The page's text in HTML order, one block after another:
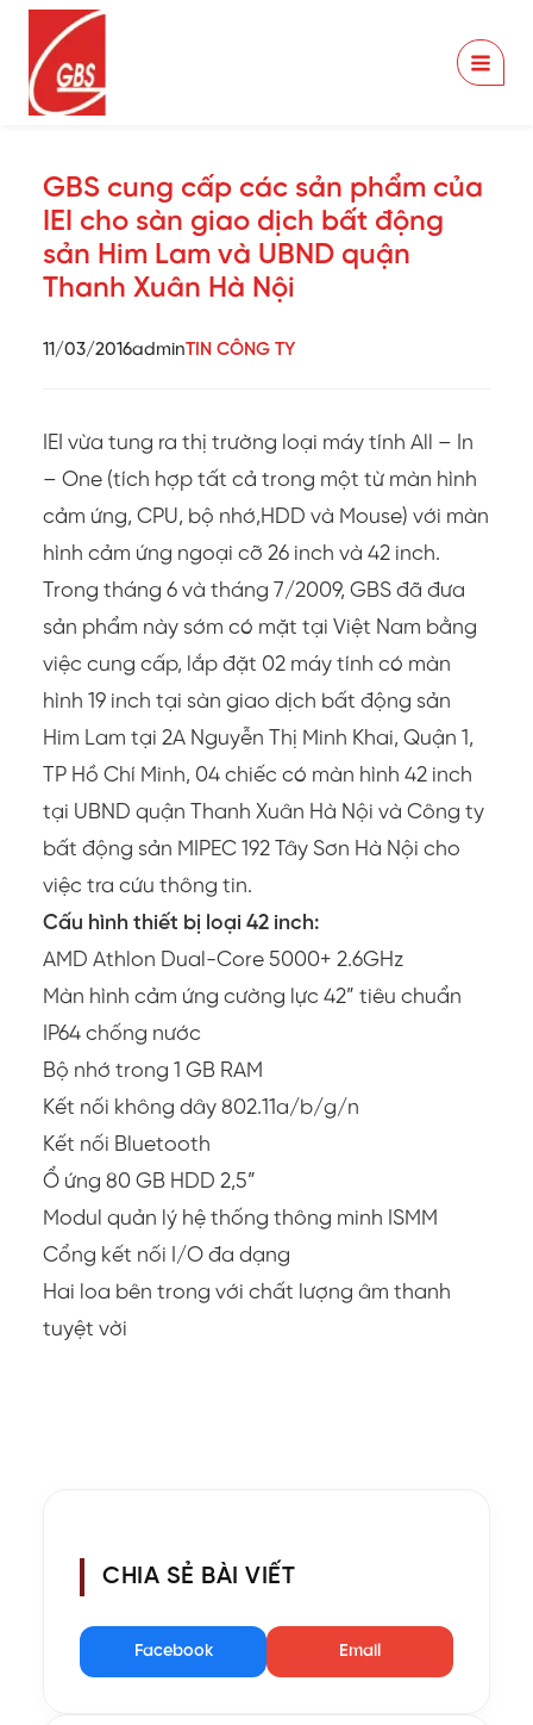
Skip
content
GBS cung cấp các sản phẩm của
IEI cho sàn giao dịch bất động
sản Him Lam và UBND quận
Thanh Xuân Hà Nội
11/03/2016adminTIN CÔNG TY
IEI vừa tung ra thị trường loại máy tính All – In
– One (tích hợp tất cả trong một từ màn hình
cảm ứng, CPU, bộ nhớ,HDD và Mouse) với màn
hình cảm ứng ngoại cỡ 26 inch và 42 inch.
Trong tháng 6 và tháng 7/2009, GBS đã đưa
sản phẩm này sớm có mặt tại Việt Nam bằng
việc cung cấp, lắp đặt 02 máy tính có màn
hình 19 inch tại sàn giao dịch bất động sản
Him Lam tại 2A Nguyễn Thị Minh Khai, Quận 1,
TP Hồ Chí Minh, 04 chiếc có màn hình 42 inch
tại UBND quận Thanh Xuân Hà Nội và Công ty
bất động sản MIPEC 192 Tây Sơn Hà Nội cho
việc tra cứu thông tin.
Cấu hình thiết bị loại 42 inch:
AMD Athlon Dual-Core 5000+ 2.6GHz
Màn hình cảm ứng cường lực 42” tiêu chuẩn
IP64 chống nước
Bộ nhớ trong 1 GB RAM
Kết nối không dây 802.11a/b/g/n
Kết nối Bluetooth
Ổ ứng 80 GB HDD 2,5”
Modul quản lý hệ thống thông minh ISMM
Cổng kết nối I/O đa dạng
Hai loa bên trong với chất lượng âm thanh
tuyệt vời
CHIA SẺ BÀI VIẾT
Facebook Email